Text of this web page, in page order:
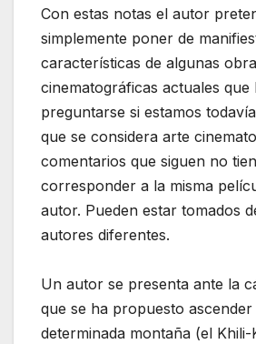
Con estas notas el autor
simplemente poner de
características de algunas
cinematográficas actuales que
preguntarse si estamos
que se considera arte
comentarios que siguen no
corresponder a la misma
autor. Pueden estar tomados
autores diferentes.
Un autor se presenta ante la
que se ha propuesto
determinada montaña (el